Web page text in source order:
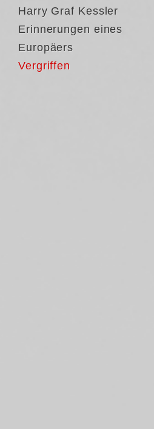
Harry Graf Kessler
Erinnerungen eines
Europäers
Vergriffen